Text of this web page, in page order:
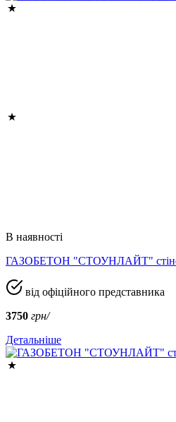
В наявності
ГАЗОБЕТОН "СТОУНЛАЙТ"
від офіційного представника
3750 грн/
Детальніше